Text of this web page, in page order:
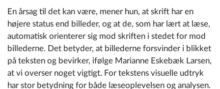
En årsag til det kan være, mener hun, at skrift har en
højere status end billeder, og at de, som har lært at læse,
automatisk orienterer sig mod skriften i stedet for mod
billederne. Det betyder, at billederne forsvinder i blikket
på teksten og bevirker, ifølge Marianne Eskebæk Larsen,
at vi overser noget vigtigt. For tekstens visuelle udtryk
har stor betydning for både læseoplevelsen og analysen.